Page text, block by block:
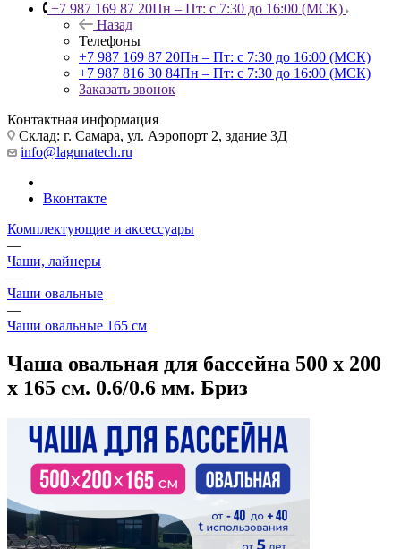
+7 987 169 87 20Пн – Пт: с 7:30 до 16:00 (МСК)
Назад
Телефоны
+7 987 169 87 20Пн – Пт: с 7:30 до 16:00 (МСК)
+7 987 816 30 84Пн – Пт: с 7:30 до 16:00 (МСК)
Заказать звонок
Контактная информация
Склад: г. Самара, ул. Аэропорт 2, здание 3Д
info@lagunatech.ru
Вконтакте
Комплектующие и аксессуары
—
Чаши, лайнеры
—
Чаши овальные
—
Чаши овальные 165 см
Чаша овальная для бассейна 500 х 200
х 165 см. 0.6/0.6 мм. Бриз